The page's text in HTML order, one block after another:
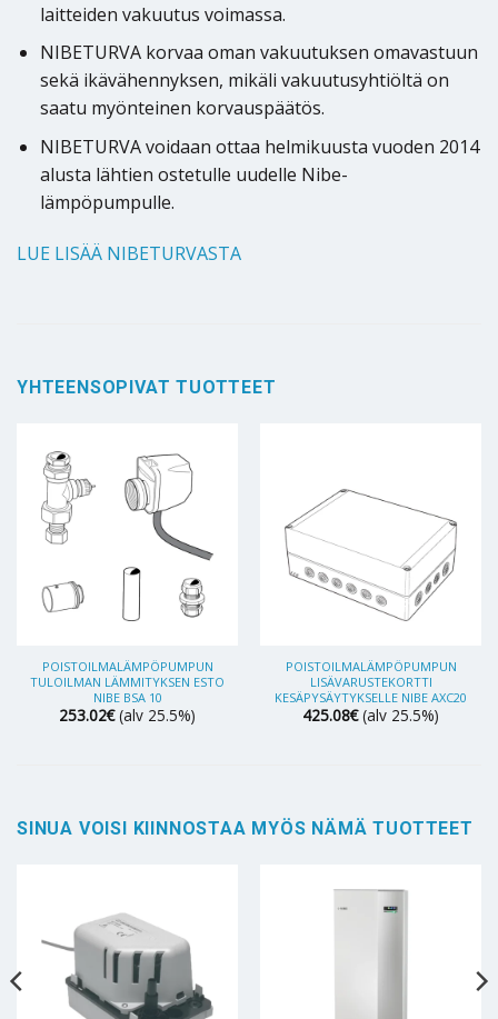
laitteiden vakuutus voimassa.
NIBETURVA korvaa oman vakuutuksen omavastuun
sekä ikävähennyksen, mikäli vakuutusyhtiöltä on
saatu myönteinen korvauspäätös.
NIBETURVA voidaan ottaa helmikuusta vuoden 2014
alusta lähtien ostetulle uudelle Nibe-
lämpöpumpulle.
LUE LISÄÄ NIBETURVASTA
YHTEENSOPIVAT TUOTTEET
POISTOILMALÄMPÖPUMPUN
TULOILMAN LÄMMITYKSEN ESTO
NIBE BSA 10
253.02€ (alv 25.5%)
POISTOILMALÄMPÖPUMPUN
LISÄVARUSTEKORTTI
KESÄPYSÄYTYKSELLE NIBE AXC20
425.08€ (alv 25.5%)
SINUA VOISI KIINNOSTAA MYÖS NÄMÄ TUOTTEET